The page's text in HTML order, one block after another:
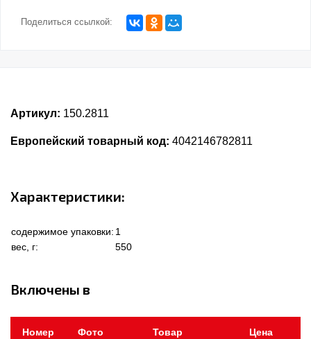
Поделиться ссылкой:
Артикул: 150.2811
Европейский товарный код: 4042146782811
Характеристики:
содержимое упаковки: 1
вес, г:
550
Включены в
Номер
Фото Товар Цена